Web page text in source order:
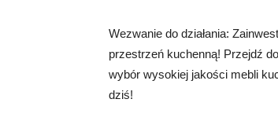
Wezwanie do działania:
przestrzeń kuchenną! Przejdź
wybór wysokiej jakości mebli
dziś!